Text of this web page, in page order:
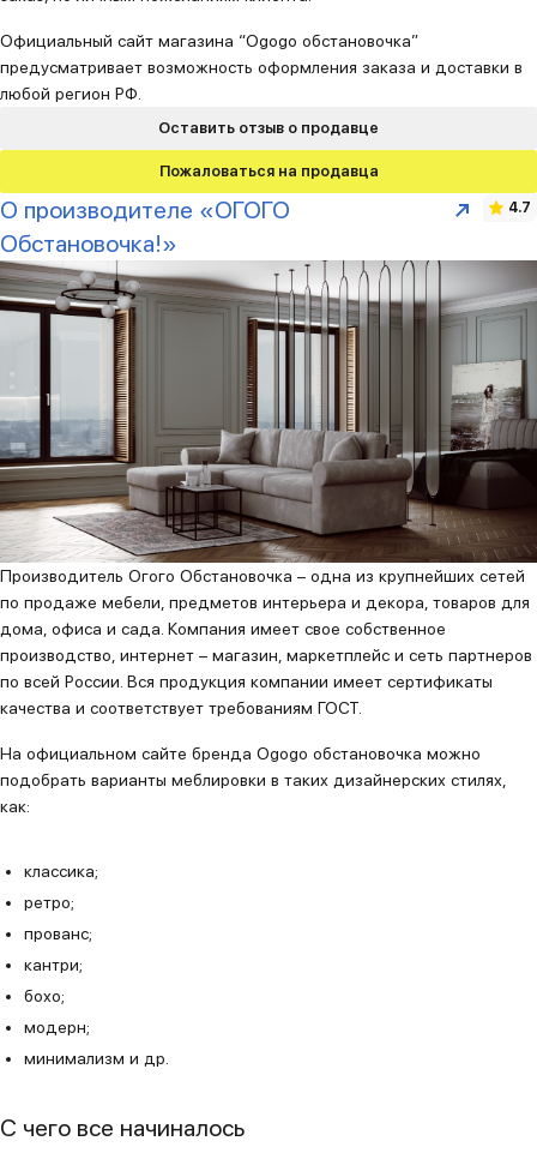
Оставить отзыв о продавце
Пожаловаться на продавца
Официальный сайт магазина “Ogogo обстановочка”
предусматривает возможность оформления заказа и доставки в
любой регион РФ.
О производителе «ОГОГО
Обстановочка!»
4.7
Производитель Огого Обстановочка – одна из крупнейших сетей
по продаже мебели, предметов интерьера и декора, товаров для
дома, офиса и сада. Компания имеет свое собственное
производство, интернет – магазин, маркетплейс и сеть партнеров
по всей России. Вся продукция компании имеет сертификаты
качества и соответствует требованиям ГОСТ.
На официальном сайте бренда Ogogo обстановочка можно
подобрать варианты меблировки в таких дизайнерских стилях,
как:
классика;
ретро;
прованс;
кантри;
бохо;
модерн;
минимализм и др.
С чего все начиналось